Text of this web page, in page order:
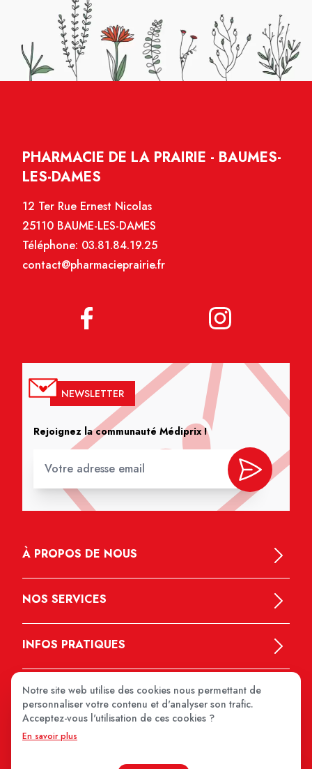
PHARMACIE DE LA PRAIRIE - BAUMES-
LES-DAMES
12 Ter Rue Ernest Nicolas
25110 BAUME-LES-DAMES
Téléphone: 03.81.84.19.25
contact@pharmacieprairie.fr
NEWSLETTER
Rejoignez la communauté Médiprix !
À PROPOS DE NOUS
NOS SERVICES
INFOS PRATIQUES
Notre site web utilise des cookies nous permettant de
personnaliser votre contenu et d'analyser son trafic.
Acceptez-vous l'utilisation de ces cookies ?
En savoir plus